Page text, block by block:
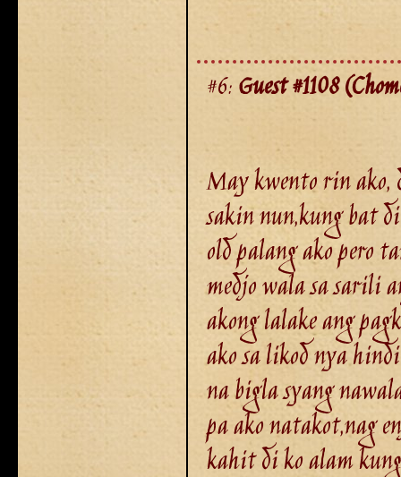
#6:Guest #1108
May kwento rin ako,
sakin nun,kung bat
old palang ako pero
medjo wala sa sarili
akong lalake ang
ako sa likod nya
na bigla syang
pa ako natakot,nag
kahit di ko alam